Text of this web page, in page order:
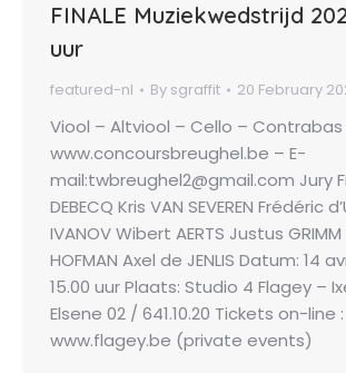
FINALE Muziekwedstrijd
uur
featured-nl By sgraffit 20 February
Viool – Altviool – Cello – Contrabas
www.concoursbreughel.be – E-
mail:twbreughel2@gmail.com Jury
DEBECQ Kris VAN SEVEREN Frédéric
IVANOV Wibert AERTS Justus
HOFMAN Axel de JENLIS Datum: 14
15.00 uur Plaats: Studio 4 Flagey –
Elsene 02 / 641.10.20 Tickets on-line :
www.flagey.be (private events)